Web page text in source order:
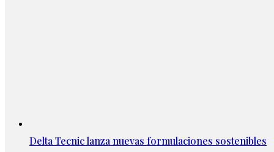
Delta Tecnic lanza nuevas formulaciones sostenibles